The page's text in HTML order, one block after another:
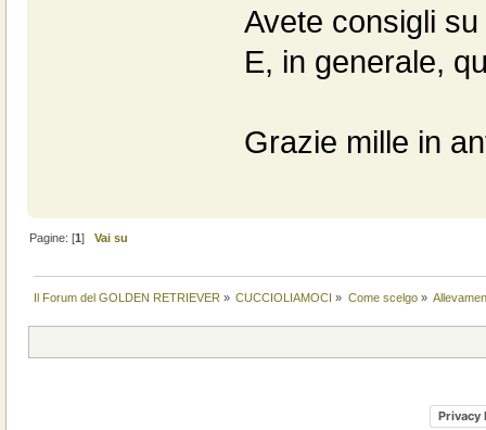
Avete consigli
E, in generale,
Grazie mille in
Pagine: [1]Vai su
Il Forum del GOLDEN RETRIEVER » CUCCIOLIAMOCI » Come scelgo»
Privacy